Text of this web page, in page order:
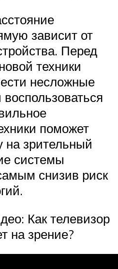
зависит от
Перед
техники
несложные
поможет
на зрительный
системы
снизив риск
Как телевизор
на зрение?